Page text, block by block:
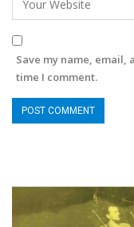
Save my name,
time I comment.